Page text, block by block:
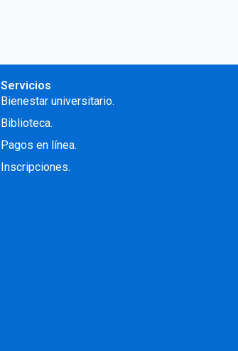
Servicios
Bienestar universitario.
Biblioteca.
Pagos en línea.
Inscripciones.